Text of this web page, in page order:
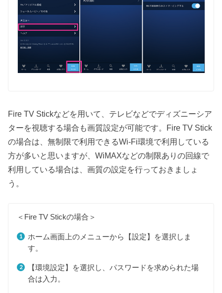
Fire TV Stickなどを用いて、テレビなどでディズニーシア
ターを視聴する場合も画質設定が可能です。Fire TV Stick
の場合は、無制限で利用できるWi-Fi環境で利用している
方が多いと思いますが、WiMAXなどの制限ありの回線で
利用している場合は、画質の設定を行っておきましょ
う。
＜Fire TV Stickの場合＞
ホーム画面上のメニューから【設定】を選択しま
す。
【環境設定】を選択し、パスワードを求められた場
合は入力。